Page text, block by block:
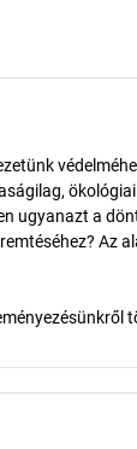
ugyanazt a
Az